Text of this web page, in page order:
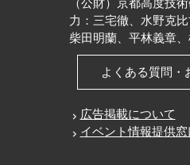
（公財）京都高度技
力：三宅徹、水野克比
柴田明蘭、平林義章
よくある質問・
広告掲載について
イベント情報提供窓